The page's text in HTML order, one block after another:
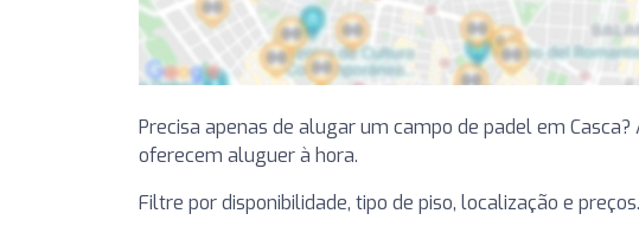
Precisa apenas de alugar um campo de padel em
oferecem aluguer à hora.
Filtre por disponibilidade, tipo de piso, localização e